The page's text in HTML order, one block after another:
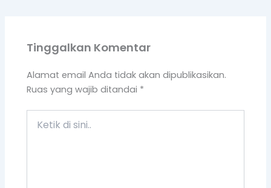
Tinggalkan Komentar
Alamat email Anda tidak akan dipublikasikan.
Ruas yang wajib ditandai *